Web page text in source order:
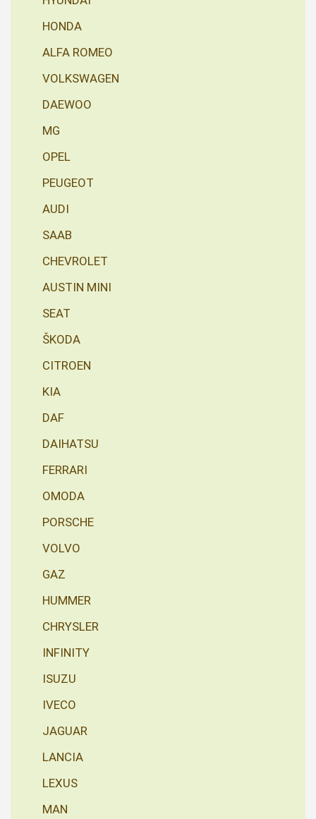
HONDA
ALFA ROMEO
VOLKSWAGEN
DAEWOO
MG
OPEL
PEUGEOT
AUDI
SAAB
CHEVROLET
AUSTIN MINI
SEAT
ŠKODA
CITROEN
KIA
DAF
DAIHATSU
FERRARI
OMODA
PORSCHE
VOLVO
GAZ
HUMMER
CHRYSLER
INFINITY
ISUZU
IVECO
JAGUAR
LANCIA
LEXUS
MAN